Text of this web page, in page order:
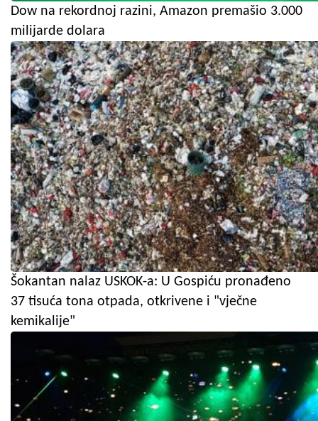
Dow na rekordnoj razini, Amazon premašio 3.000
milijarde dolara
Šokantan nalaz USKOK-a: U Gospiću pronađeno
37 tisuća tona otpada, otkrivene i "vječne
kemikalije"